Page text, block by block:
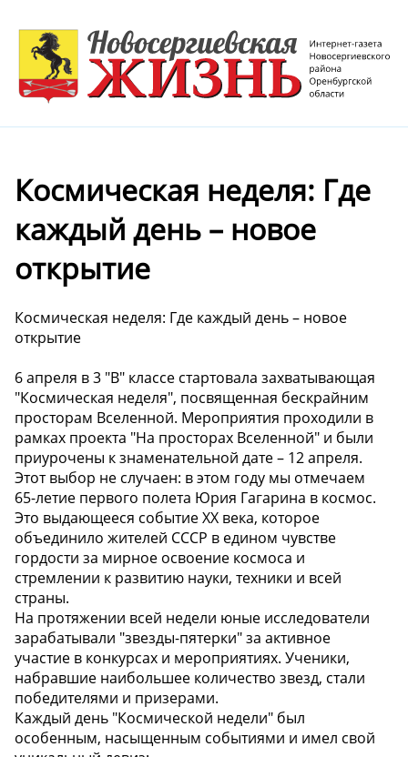
Космическая неделя: Где
каждый день – новое
открытие
Космическая неделя: Где каждый день – новое
открытие
6 апреля в 3 "В" классе стартовала захватывающая
"Космическая неделя", посвященная бескрайним
просторам Вселенной. Мероприятия проходили в
рамках проекта "На просторах Вселенной" и были
приурочены к знаменательной дате – 12 апреля.
Этот выбор не случаен: в этом году мы отмечаем
65-летие первого полета Юрия Гагарина в космос.
Это выдающееся событие XX века, которое
объединило жителей СССР в едином чувстве
гордости за мирное освоение космоса и
стремлении к развитию науки, техники и всей
страны.
На протяжении всей недели юные исследователи
зарабатывали "звезды-пятерки" за активное
участие в конкурсах и мероприятиях. Ученики,
набравшие наибольшее количество звезд, стали
победителями и призерами.
Каждый день "Космической недели" был
особенным, насыщенным событиями и имел свой